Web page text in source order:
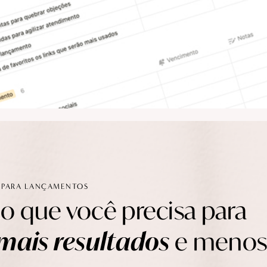
LANÇAMENTOS
que você precisa para
resultadose menos